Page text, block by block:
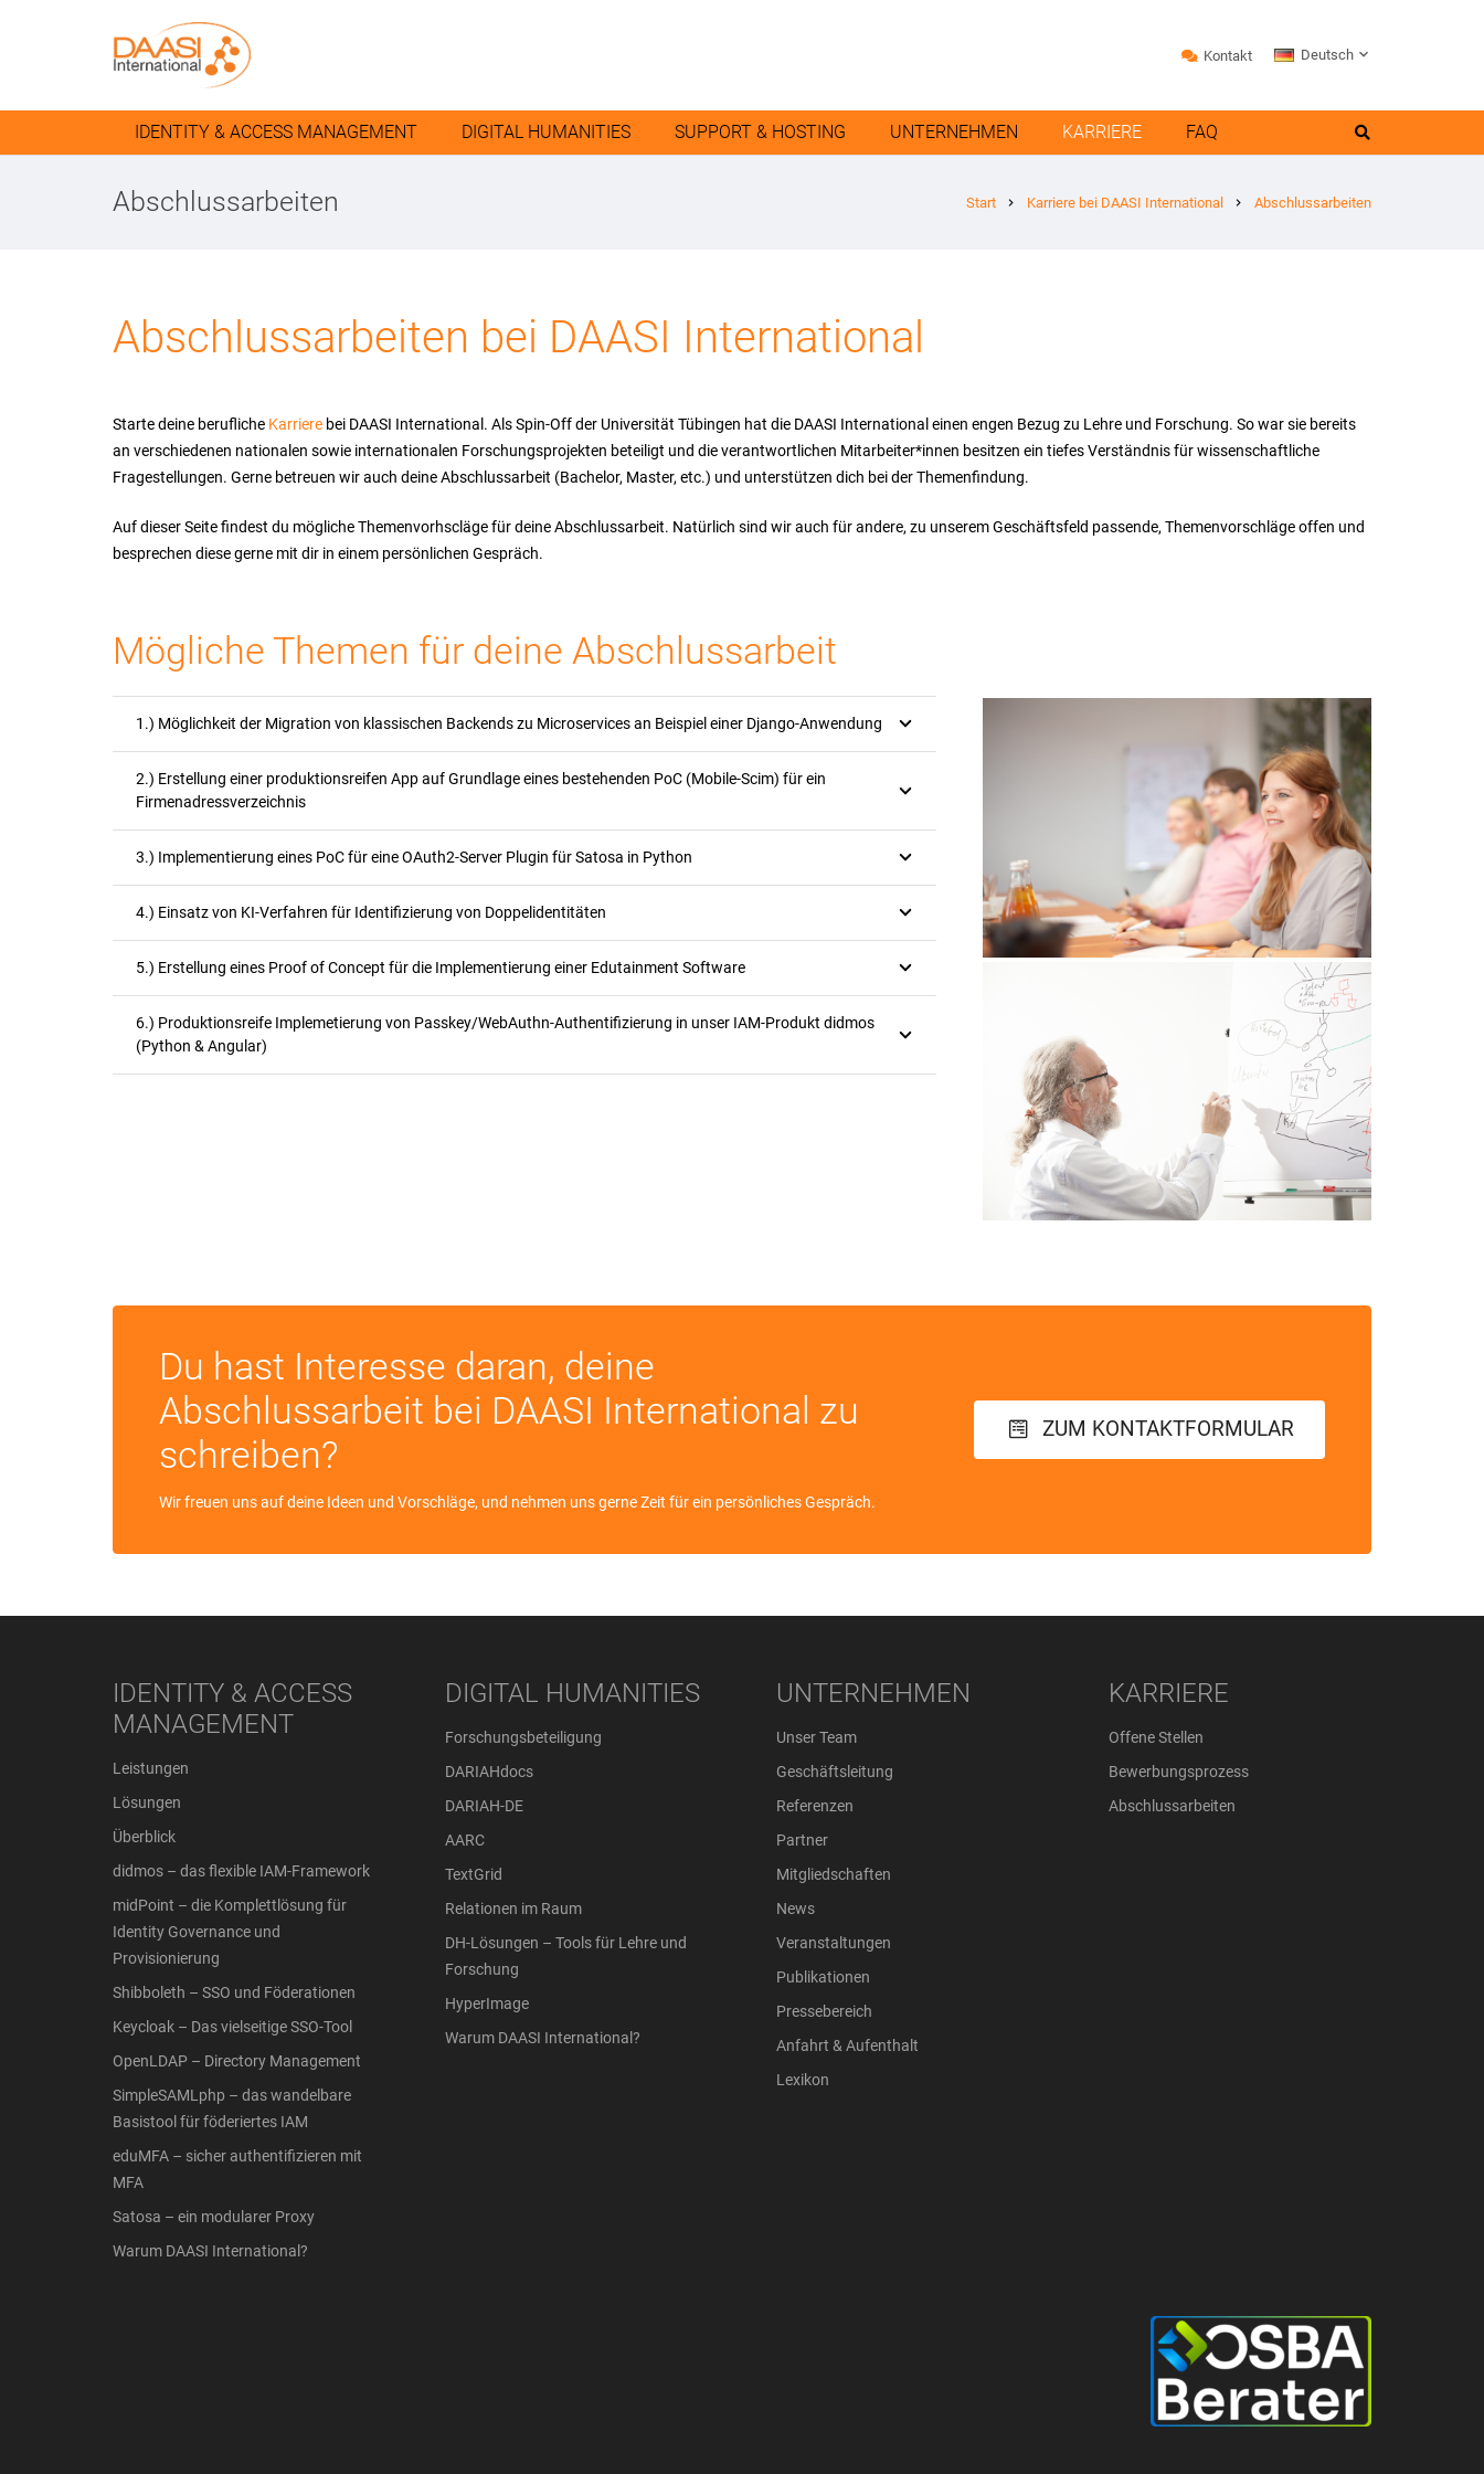
Kontakt Deutsch
IDENTITY & ACCESS MANAGEMENT DIGITAL HUMANITIES SUPPORT & HOSTING UNTERNEHMEN KARRIERE FAQ
Abschlussarbeiten Start chevron_right Karriere bei DAASI International chevron_right Abschlussarbeiten
Abschlussarbeiten bei DAASI International
Starte deine berufliche Karriere bei DAASI International. Als Spin-Off der Universität Tübingen hat die DAASI International einen engen Bezug zu Lehre und Forschung. So war sie bereits
an verschiedenen nationalen sowie internationalen Forschungsprojekten beteiligt und die verantwortlichen Mitarbeiter*innen besitzen ein tiefes Verständnis für wissenschaftliche
Fragestellungen. Gerne betreuen wir auch deine Abschlussarbeit (Bachelor, Master, etc.) und unterstützen dich bei der Themenfindung.
Auf dieser Seite findest du mögliche Themenvorhscläge für deine Abschlussarbeit. Natürlich sind wir auch für andere, zu unserem Geschäftsfeld passende, Themenvorschläge offen und
besprechen diese gerne mit dir in einem persönlichen Gespräch.
Mögliche Themen für deine Abschlussarbeit
1.) Möglichkeit der Migration von klassischen Backends zu Microservices an Beispiel einer Django-Anwendung
2.) Erstellung einer produktionsreifen App auf Grundlage eines bestehenden PoC (Mobile-Scim) für ein
Firmenadressverzeichnis
3.) Implementierung eines PoC für eine OAuth2-Server Plugin für Satosa in Python
4.) Einsatz von KI-Verfahren für Identifizierung von Doppelidentitäten
5.) Erstellung eines Proof of Concept für die Implementierung einer Edutainment Software
6.) Produktionsreife Implemetierung von Passkey/WebAuthn-Authentifizierung in unser IAM-Produkt didmos
(Python & Angular)
Du hast Interesse daran, deine
Abschlussarbeit bei DAASI International zu
schreiben?
Wir freuen uns auf deine Ideen und Vorschläge, und nehmen uns gerne Zeit für ein persönliches Gespräch.
ZUM KONTAKTFORMULAR
IDENTITY & ACCESS
MANAGEMENT
Leistungen
Lösungen
Überblick
didmos – das flexible IAM-Framework
midPoint – die Komplettlösung für
Identity Governance und
Provisionierung
Shibboleth – SSO und Föderationen
Keycloak – Das vielseitige SSO-Tool
OpenLDAP – Directory Management
SimpleSAMLphp – das wandelbare
Basistool für föderiertes IAM
eduMFA – sicher authentifizieren mit
MFA
Satosa – ein modularer Proxy
Warum DAASI International?
DIGITAL HUMANITIES
Forschungsbeteiligung
DARIAHdocs
DARIAH-DE
AARC
TextGrid
Relationen im Raum
DH-Lösungen – Tools für Lehre und
Forschung
HyperImage
Warum DAASI International?
UNTERNEHMEN
Unser Team
Geschäftsleitung
Referenzen
Partner
Mitgliedschaften
News
Veranstaltungen
Publikationen
Pressebereich
Anfahrt & Aufenthalt
Lexikon
KARRIERE
Offene Stellen
Bewerbungsprozess
Abschlussarbeiten